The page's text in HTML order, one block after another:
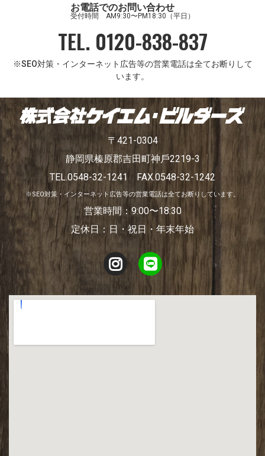
お電話でのお問い合わせ
受付時間 AM9:30〜PM18:30（平日）
TEL. 0120-838-837
※SEO対策・インターネット広告等の営業電話は全てお断りして
います。
〒421-0304
静岡県榛原郡吉⽥町神⼾2219-3
TEL.0548-32-1241
FAX.0548-32-1242
※SEO対策・インターネット広告等の営業電話は全てお断りしています。
営業時間：9:00〜18:30
定休日：日・祝日・年末年始